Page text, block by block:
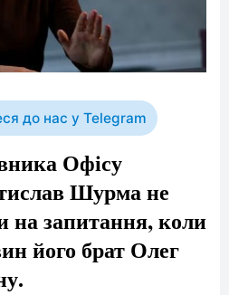
до нас у Telegram
Офісу
Шурма не
на запитання, коли
його брат Олег